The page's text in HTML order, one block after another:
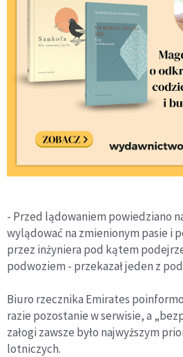
- Przed lądowaniem powiedziano
wylądować na zmienionym pasie i
przez inżyniera pod kątem
podwoziem - przekazał jeden z
Biuro rzecznika Emirates
razie pozostanie w serwisie, a
załogi zawsze było najwyższym
lotniczych.